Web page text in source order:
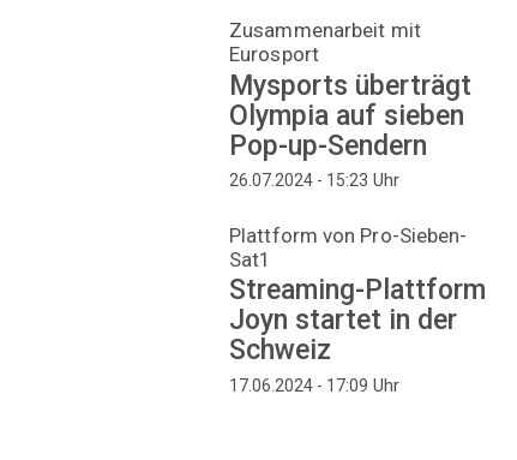
Zusammenarbeit mit
Eurosport
Mysports überträgt
Olympia auf sieben
Pop-up-Sendern
26.07.2024 - 15:23 Uhr
Plattform von Pro-Sieben-
Sat1
Streaming-Plattform
Joyn startet in der
Schweiz
17.06.2024 - 17:09 Uhr